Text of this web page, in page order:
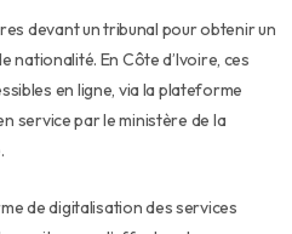
devant un tribunal pour obtenir un
nationalité. En Côte d’Ivoire, ces
en ligne, via la plateforme
service par le ministère de la
de digitalisation des services